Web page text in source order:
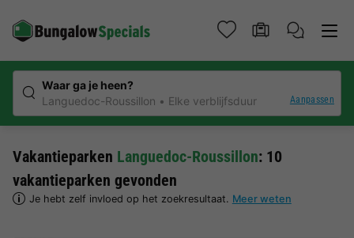
Waar ga je heen?
Languedoc-Roussillon
Elke verblijfsduur Aanpassen
Vakantieparken Languedoc-Roussillon: 10
vakantieparken gevonden
Je hebt zelf invloed op het zoekresultaat. Meer weten